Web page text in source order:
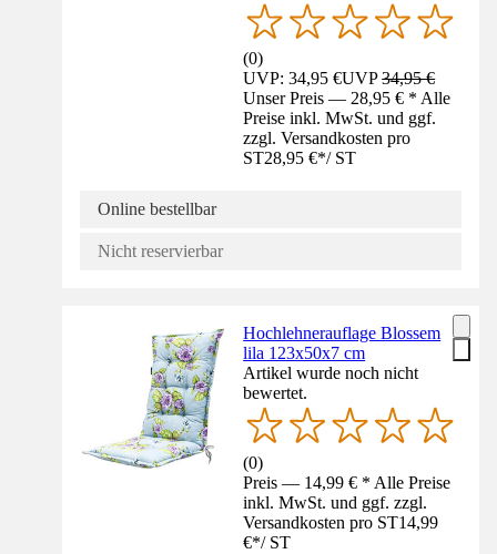
(0)
UVP: 34,95 €UVP34,95 €
Unser Preis — 28,95 € * Alle
Preise inkl. MwSt. und ggf.
zzgl. Versandkosten pro
ST28,95 €*/ ST
Online bestellbar
Nicht reservierbar
Hochlehnerauflage Blossem
lila 123x50x7 cm
Artikel wurde noch nicht
bewertet.
(0)
Preis — 14,99 € * Alle Preise
inkl. MwSt. und ggf. zzgl.
Versandkosten pro ST14,99
€*/ ST